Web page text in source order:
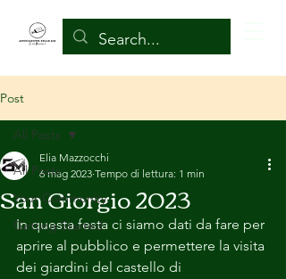
Post
All Posts
Your Community
Getting Started
All Posts
San Giorgio 2023
Elia Mazzocchi
6 mag 2023 Tempo di lettura: 1 min
In questa festa ci siamo dati da fare per
aprire al pubblico e permettere la visita
dei giardini del castello di